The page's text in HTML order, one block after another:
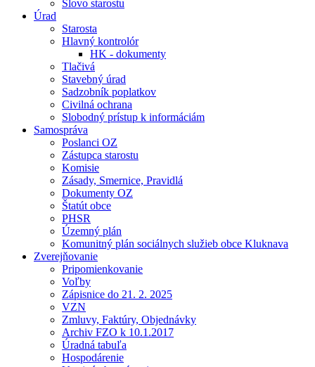
Slovo starostu
Úrad
Starosta
Hlavný kontrolór
HK - dokumenty
Tlačivá
Stavebný úrad
Sadzobník poplatkov
Civilná ochrana
Slobodný prístup k informáciám
Samospráva
Poslanci OZ
Zástupca starostu
Komisie
Zásady, Smernice, Pravidlá
Dokumenty OZ
Štatút obce
PHSR
Územný plán
Komunitný plán sociálnych služieb obce Kluknava
Zverejňovanie
Pripomienkovanie
Voľby
Zápisnice do 21. 2. 2025
VZN
Zmluvy, Faktúry, Objednávky
Archiv FZO k 10.1.2017
Úradná tabuľa
Hospodárenie